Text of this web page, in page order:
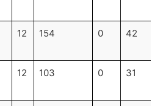
12 154 0 42
12 103 0 31